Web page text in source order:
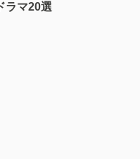
ラマ20選